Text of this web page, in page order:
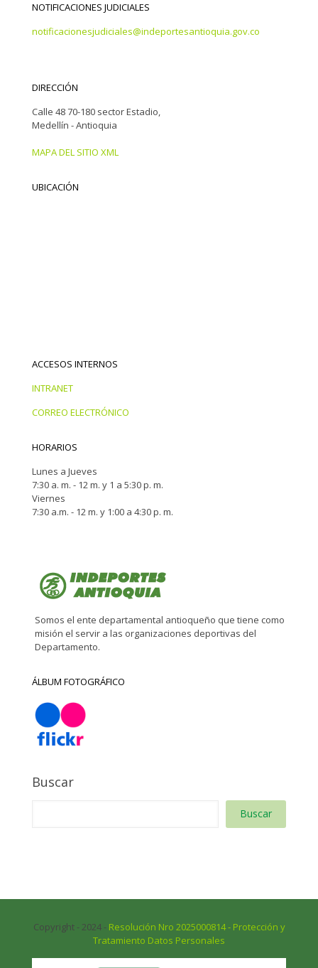
NOTIFICACIONES JUDICIALES
notificacionesjudiciales@indeportesantioquia.gov.co
DIRECCIÓN
Calle 48 70-180 sector Estadio,
Medellín - Antioquia
MAPA DEL SITIO XML
UBICACIÓN
ACCESOS INTERNOS
INTRANET
CORREO ELECTRÓNICO
HORARIOS
Lunes a Jueves
7:30 a. m. - 12 m. y 1 a 5:30 p. m.
Viernes
7:30 a.m. - 12 m. y 1:00 a 4:30 p. m.
Somos el ente departamental antioqueño que tiene como
misión el servir a las organizaciones deportivas del
Departamento.
ÁLBUM FOTOGRÁFICO
Buscar
Buscar
Copyright - 2024 - Resolución Nro 2025000814 - Protección y
Tratamiento Datos Personales